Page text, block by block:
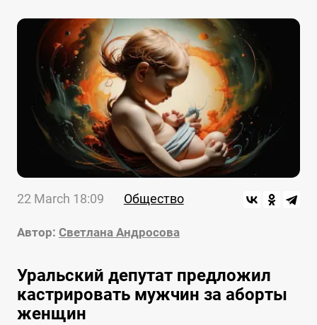
22 March 18:09 Общество
Автор: Светлана Андросова
Уральский депутат предложил
кастрировать мужчин за аборты
женщин